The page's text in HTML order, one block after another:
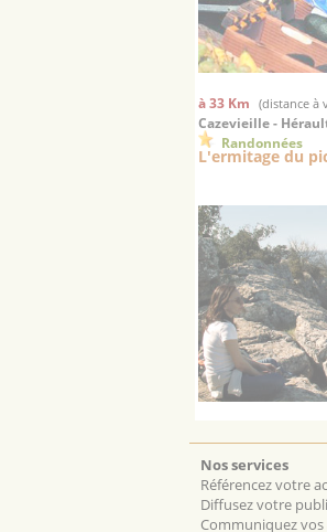
à 33 Km (distance à
Cazevieille -
Randonnées
L'ermitage du
Nos services
Référencez votre
Diffusez votre
Communiquez vos